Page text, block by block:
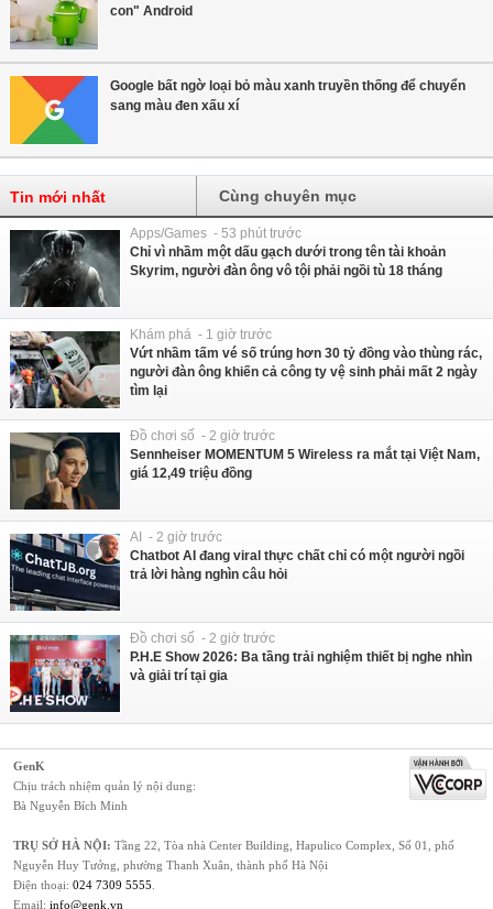
con" Android
Google bất ngờ loại bỏ màu xanh truyền thống để chuyển
sang màu đen xấu xí
Tin mới nhất Cùng chuyên mục
Apps/Games - 53 phút trước
Chỉ vì nhầm một dấu gạch dưới trong tên tài khoản
Skyrim, người đàn ông vô tội phải ngồi tù 18 tháng
Khám phá - 1 giờ trước
Vứt nhầm tấm vé số trúng hơn 30 tỷ đồng vào thùng rác,
người đàn ông khiến cả công ty vệ sinh phải mất 2 ngày
tìm lại
Đồ chơi số - 2 giờ trước
Sennheiser MOMENTUM 5 Wireless ra mắt tại Việt Nam,
giá 12,49 triệu đồng
AI - 2 giờ trước
Chatbot AI đang viral thực chất chỉ có một người ngồi
trả lời hàng nghìn câu hỏi
Đồ chơi số - 2 giờ trước
P.H.E Show 2026: Ba tầng trải nghiệm thiết bị nghe nhìn
và giải trí tại gia
GenK
Chịu trách nhiệm quản lý nội dung:
Bà Nguyễn Bích Minh
TRỤ SỞ HÀ NỘI: Tầng 22, Tòa nhà Center Building, Hapulico Complex, Số 01, phố
Nguyễn Huy Tưởng, phường Thanh Xuân, thành phố Hà Nội
Điện thoại: 024 7309 5555
Email: info@genk.vn